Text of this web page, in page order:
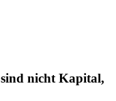
nicht Kapital,